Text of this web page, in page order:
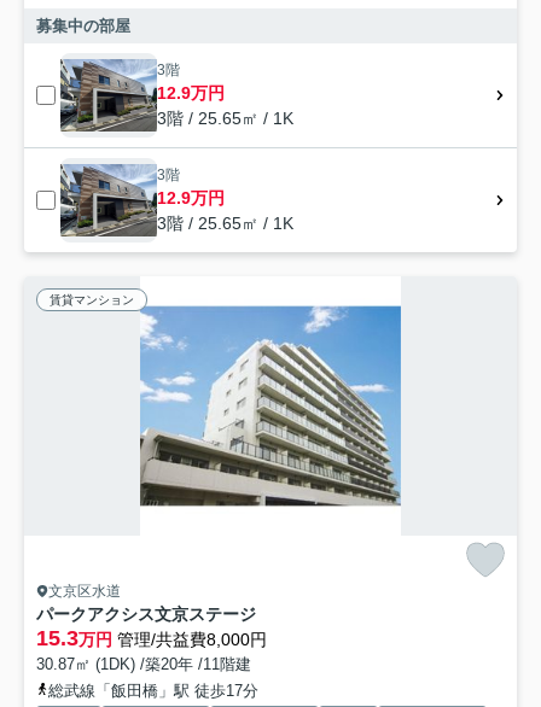
募集中の部屋
3階
12.9万円
3階 / 25.65㎡ / 1K
3階
12.9万円
3階 / 25.65㎡ / 1K
賃貸マンション
文京区水道
パークアクシス文京ステージ
15.3万円 管理/共益費8,000円
30.87㎡ (1DK) /築20年 /11階建
総武線「飯田橋」駅 徒歩17分